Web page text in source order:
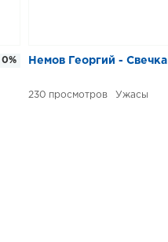
0% Немов Георгий - Свечка
230 Ужасы